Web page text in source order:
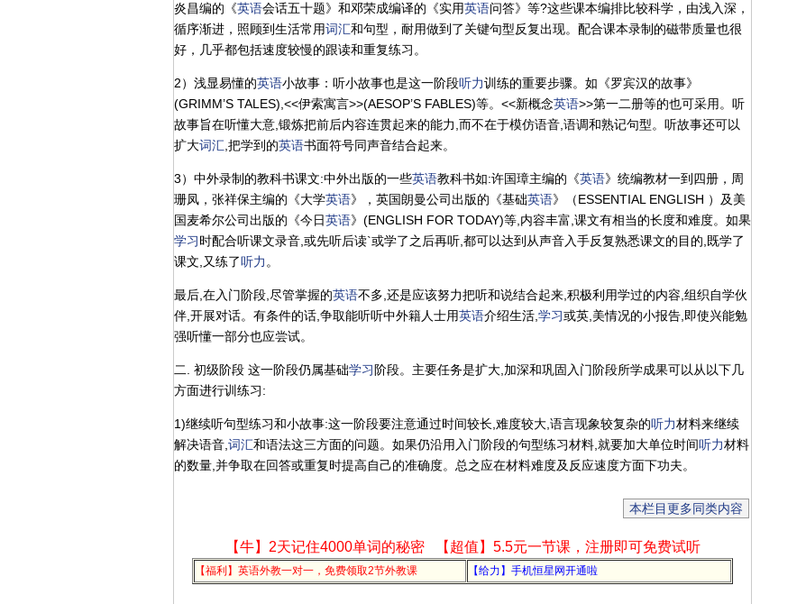
炎昌编的《英语会话五十题》和邓荣成编译的《实用英语问答》等?这些课本编排比较科学，由浅入深，
循序渐进，照顾到生活常用词汇和句型，耐用做到了关键句型反复出现。配合课本录制的磁带质量也很
好，几乎都包括速度较慢的跟读和重复练习。
2）浅显易懂的英语小故事：听小故事也是这一阶段听力训练的重要步骤。如《罗宾汉的故事》
(GRIMM’S TALES),<<伊索寓言>>(AESOP’S FABLES)等。<<新概念英语>>第一二册等的也可采用。听
故事旨在听懂大意,锻炼把前后内容连贯起来的能力,而不在于模仿语音,语调和熟记句型。听故事还可以
扩大词汇 ,把学到的英语书面符号同声音结合起来。
3）中外录制的教科书课文:中外出版的一些英语教科书如:许国璋主编的《英语》统编教材一到四册，周
珊凤，张祥保主编的《大学英语》，英国朗曼公司出版的《基础英语》（ESSENTIAL ENGLISH ）及美
国麦希尔公司出版的《今日英语》(ENGLISH FOR TODAY)等,内容丰富,课文有相当的长度和难度。如果
学习时配合听课文录音,或先听后读`或学了之后再听,都可以达到从声音入手反复熟悉课文的目的,既学了
课文,又练了听力 。
最后,在入门阶段,尽管掌握的英语不多,还是应该努力把听和说结合起来,积极利用学过的内容,组织自学伙
伴,开展对话。有条件的话,争取能听听中外籍人士用英语介绍生活, 学习或英,美情况的小报告,即使兴能勉
强听懂一部分也应尝试。
二. 初级阶段 这一阶段仍属基础学习 阶段。主要任务是扩大,加深和巩固入门阶段所学成果可以从以下几
方面进行训练习:
1)继续听句型练习和小故事:这一阶段要注意通过时间较长,难度较大,语言现象较复杂的听力材料来继续
解决语音, 词汇和语法这三方面的问题。如果仍沿用入门阶段的句型练习材料,就要加大单位时间听力材料
的数量,并争取在回答或重复时提高自己的准确度。总之应在材料难度及反应速度方面下功夫。
本栏目更多同类内容
【牛】2天记住4000单词的秘密 【超值】5.5元一节课，注册即可免费试听
【福利】英语外教一对一，免费领取2节外教课 【给力】手机恒星网开通啦